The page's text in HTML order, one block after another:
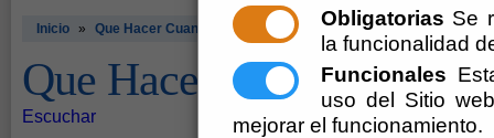
Obligatorias Se
la funcionalidad
Funcionales
uso del Sitio
mejorar el funcionamiento.
Inicio » Que Hacer Cuando: Me Jubilo
Que Hacer Cuando: Me
Escuchar